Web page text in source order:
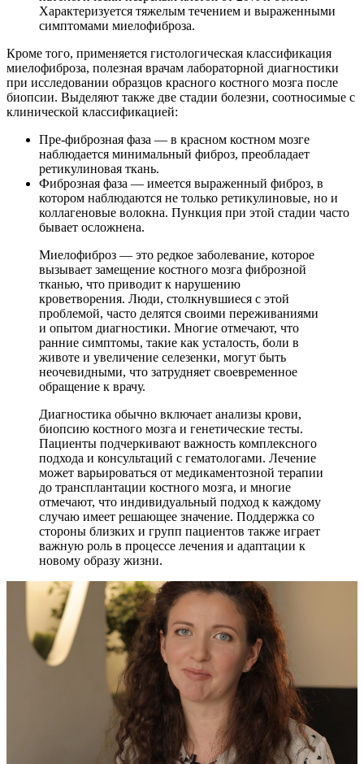
Характеризуется тяжелым течением и выраженными
симптомами миелофиброза.
Кроме того, применяется гистологическая классификация
миелофиброза, полезная врачам лабораторной диагностики
при исследовании образцов красного костного мозга после
биопсии. Выделяют также две стадии болезни, соотносимые с
клинической классификацией:
Пре-фиброзная фаза — в красном костном мозге
наблюдается минимальный фиброз, преобладает
ретикулиновая ткань.
Фиброзная фаза — имеется выраженный фиброз, в
котором наблюдаются не только ретикулиновые, но и
коллагеновые волокна. Пункция при этой стадии часто
бывает осложнена.
Миелофиброз — это редкое заболевание, которое
вызывает замещение костного мозга фиброзной
тканью, что приводит к нарушению
кроветворения. Люди, столкнувшиеся с этой
проблемой, часто делятся своими переживаниями
и опытом диагностики. Многие отмечают, что
ранние симптомы, такие как усталость, боли в
животе и увеличение селезенки, могут быть
неочевидными, что затрудняет своевременное
обращение к врачу.
Диагностика обычно включает анализы крови,
биопсию костного мозга и генетические тесты.
Пациенты подчеркивают важность комплексного
подхода и консультаций с гематологами. Лечение
может варьироваться от медикаментозной терапии
до трансплантации костного мозга, и многие
отмечают, что индивидуальный подход к каждому
случаю имеет решающее значение. Поддержка со
стороны близких и групп пациентов также играет
важную роль в процессе лечения и адаптации к
новому образу жизни.